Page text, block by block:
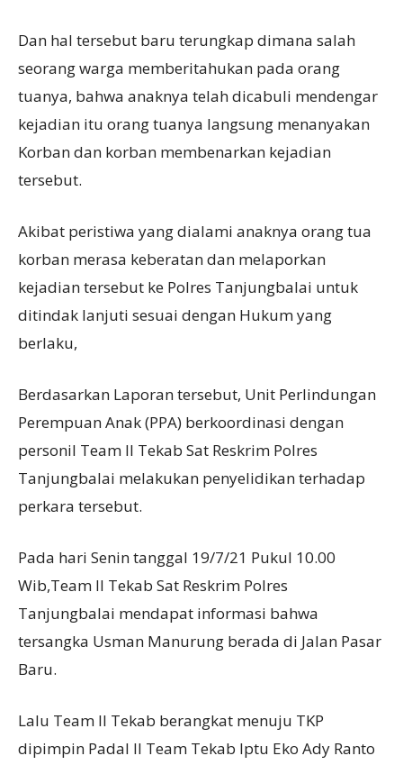
Dan hal tersebut baru terungkap dimana salah
seorang warga memberitahukan pada orang
tuanya, bahwa anaknya telah dicabuli mendengar
kejadian itu orang tuanya langsung menanyakan
Korban dan korban membenarkan kejadian
tersebut.
Akibat peristiwa yang dialami anaknya orang tua
korban merasa keberatan dan melaporkan
kejadian tersebut ke Polres Tanjungbalai untuk
ditindak lanjuti sesuai dengan Hukum yang
berlaku,
Berdasarkan Laporan tersebut, Unit Perlindungan
Perempuan Anak (PPA) berkoordinasi dengan
personil Team II Tekab Sat Reskrim Polres
Tanjungbalai melakukan penyelidikan terhadap
perkara tersebut.
Pada hari Senin tanggal 19/7/21 Pukul 10.00
Wib,Team II Tekab Sat Reskrim Polres
Tanjungbalai mendapat informasi bahwa
tersangka Usman Manurung berada di Jalan Pasar
Baru.
Lalu Team II Tekab berangkat menuju TKP
dipimpin Padal II Team Tekab Iptu Eko Ady Ranto